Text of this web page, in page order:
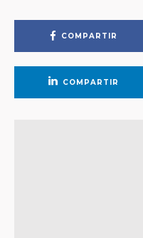
COMPARTIR
COMPARTIR